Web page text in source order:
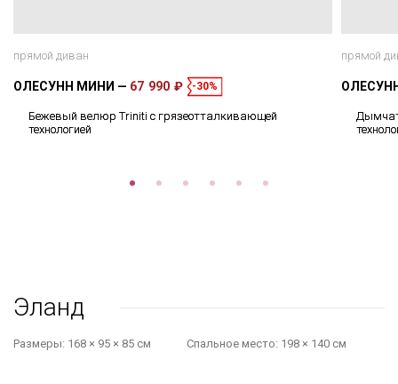
прямой диван
ОЛЕСУНН МИНИ 67 990 ₽ -30%
Бежевый велюр Triniti с грязеотталкивающей
технологией
прямой
Эланд
Размеры: 168 × 95 × 85 см Cпальное место: 198 × 140 см